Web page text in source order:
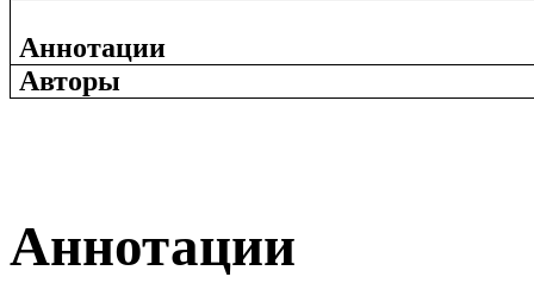
Аннотации
Авторы
Аннотации